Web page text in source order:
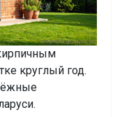
круглый год.